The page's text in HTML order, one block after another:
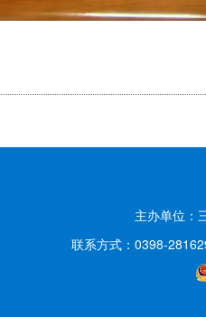
主办单位
联系方式：0398-